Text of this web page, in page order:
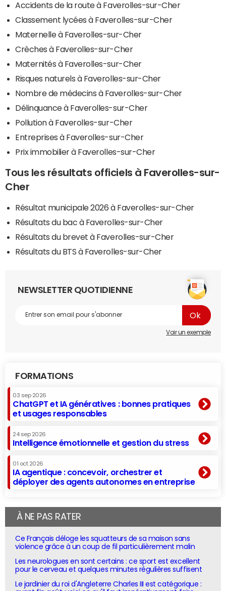
Accidents de la route à Faverolles-sur-Cher
Classement lycées à Faverolles-sur-Cher
Maternelle à Faverolles-sur-Cher
Crèches à Faverolles-sur-Cher
Maternités à Faverolles-sur-Cher
Risques naturels à Faverolles-sur-Cher
Nombre de médecins à Faverolles-sur-Cher
Délinquance à Faverolles-sur-Cher
Pollution à Faverolles-sur-Cher
Entreprises à Faverolles-sur-Cher
Prix immobilier à Faverolles-sur-Cher
Tous les résultats officiels à Faverolles-sur-
Cher
Résultat municipale 2026 à Faverolles-sur-Cher
Résultats du bac à Faverolles-sur-Cher
Résultats du brevet à Faverolles-sur-Cher
Résultats du BTS à Faverolles-sur-Cher
NEWSLETTER QUOTIDIENNE
Voir un exemple
FORMATIONS
03 sep 2026
ChatGPT et IA génératives : bonnes pratiques
et usages responsables
24 sep 2026
Intelligence émotionnelle et gestion du stress
01 oct 2026
IA agentique : concevoir, orchestrer et
déployer des agents autonomes en entreprise
À NE PAS RATER
Ce Français déloge les squatteurs de sa maison sans
violence grâce à un coup de fil particulièrement malin
Les neurologues en sont certains : ce sport est excellent
pour le cerveau et quelques minutes régulières suffisent
Le jardinier du roi d'Angleterre Charles III est catégorique :